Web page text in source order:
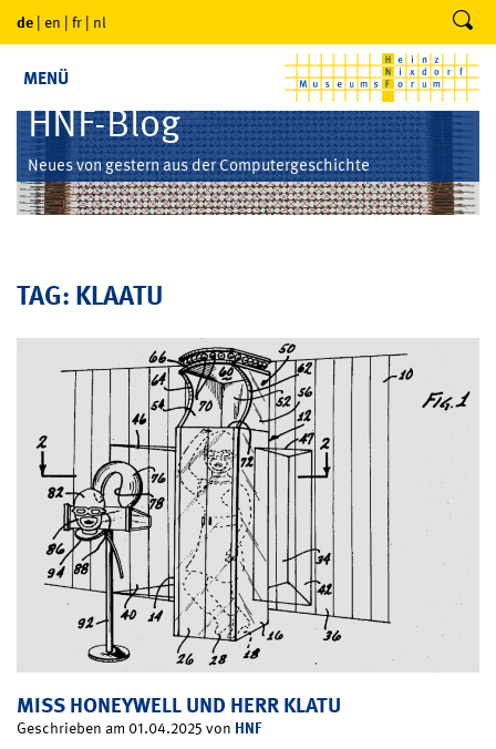
de | en | fr | nl
MENÜ
HNF-Blog
Neues von gestern aus der Computergeschichte
TAG: KLAATU
MISS HONEYWELL UND HERR KLATU
Geschrieben am 01.04.2025 von HNF